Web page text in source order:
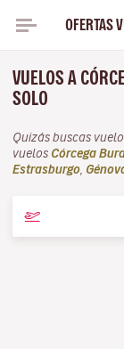
OFERTAS
VUELOS A
SOLO
Quizás buscas
vuelos Córcega
Estrasburgo